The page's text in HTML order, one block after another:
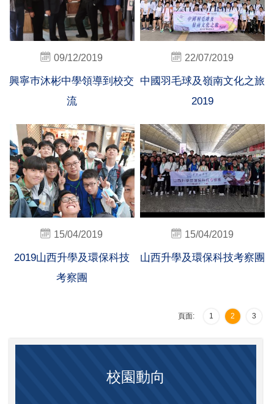
09/12/2019
興寧巿沐彬中學領導到校交
流
22/07/2019
中國羽毛球及嶺南文化之旅
2019
15/04/2019
2019山西升學及環保科技
考察團
15/04/2019
山西升學及環保科技考察團
頁面: 1 2 3
校園動向